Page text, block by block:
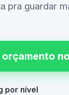
pra guardar
orçamento
por nível